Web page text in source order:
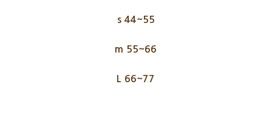
s 44~55
m 55~66
L 66~77